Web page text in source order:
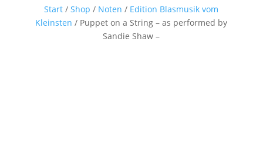
Start /Shop / Noten / Edition Blasmusik vom
Kleinsten / Puppet on a String – as performed by
Sandie Shaw –